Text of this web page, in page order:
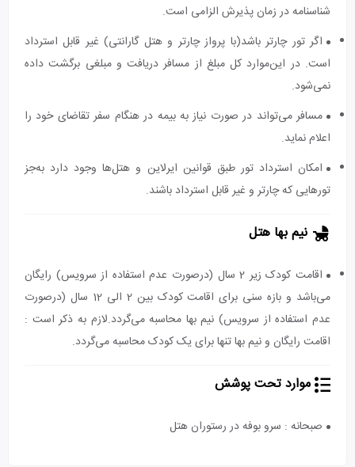
شناسنامه در زمان پذیرش الزامی است.
اگر تور چارتر باشد(با پرواز چارتر و هتل گارانتی) غیر قابل استرداد
است. در این‌موارد کل مبلغ از مسافر دریافت و مبلغی برگشت داده
نمی‌شود.
مسافر می‌تواند در صورت نیاز به بیمه در هنگام سفر تقاضای خود را
اعلام نماید.
امکان استرداد تور طبق قوانین ایرلاین و هتل‌ها وجود دارد به‌جز
تورهایی که چارتر و غیر قابل استرداد باشند.
نیم بها هتل
اقامت کودک زیر 2 سال (درصورت عدم استفاده از سرویس) رایگان
می‌باشد و بازه سنی برای اقامت کودک بین 2 الی 12 سال (درصورت
عدم استفاده از سرویس) نیم بها محاسبه می‌گردد.لازم به ذکر است :
اقامت رایگان و نیم بها تنها برای یک کودک محاسبه می‌گردد.
موارد تحت پوشش
صبحانه : سرو بوفه در رستوران هتل